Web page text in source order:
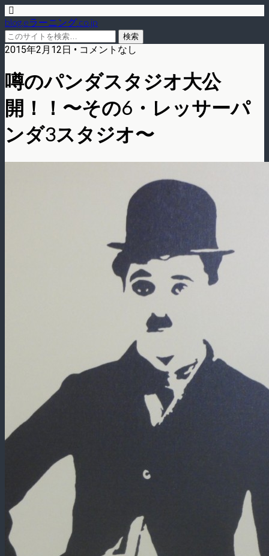
blog.eラーニング.co.jp
2015年2月12日 • コメントなし
噂のパンダスタジオ大公
開！！〜その6・レッサーパ
ンダ3スタジオ〜